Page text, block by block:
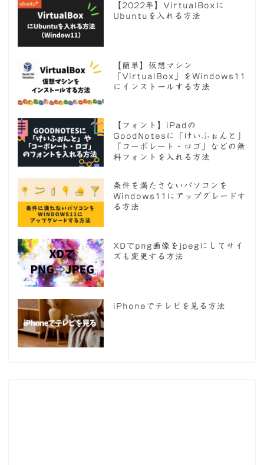
【2022年】VirtualBoxに
Ubuntuを入れる方法
【簡単】仮想マシン
「VirtualBox」をWindows11
にインストールする方法
【フォント】iPadの
GoodNotesに「けいふぉんと」
「コーポレート・ロゴ」などの無
料フォントを入れる方法
条件を満たさないパソコンを
Windows11にアップグレードす
る方法
XDでpng画像をjpegにしてサイ
ズも変更する方法
iPhoneでテレビを見る方法